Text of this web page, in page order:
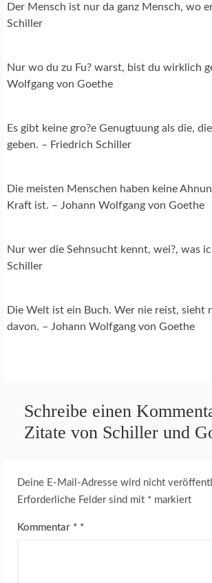
Der Mensch ist nur da ganz Mensch, wo
Schiller
Nur wo du zu Fu? warst, bist du wirklich
Wolfgang von Goethe
Es gibt keine gro?e Genugtuung als die,
geben. – Friedrich Schiller
Die meisten Menschen haben keine
Kraft ist. – Johann Wolfgang von Goethe
Nur wer die Sehnsucht kennt, wei?, was
Schiller
Die Welt ist ein Buch. Wer nie reist, sieht
davon. – Johann Wolfgang von Goethe
Schreibe einen
Zitate von Schiller und
Deine E-Mail-Adresse wird nicht
Erforderliche Felder sind mit * markiert
Kommentar *